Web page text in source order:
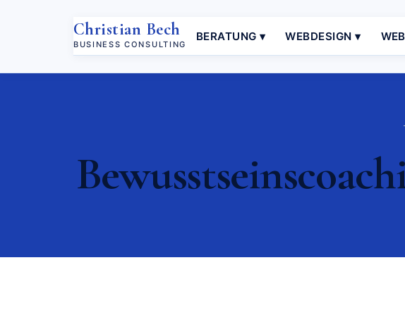
Christian Bech
BUSINESS CONSULTING
BERATUNG ▾ WEBDESIGN ▾